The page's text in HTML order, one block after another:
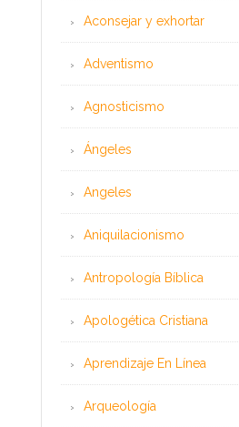
Aconsejar y exhortar
Adventismo
Agnosticismo
Ángeles
Angeles
Aniquilacionismo
Antropología Bíblica
Apologética Cristiana
Aprendizaje En Línea
Arqueología